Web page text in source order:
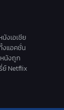
งเอเชีย
งแอคชั่น
นังถูก
ย์ Netflix